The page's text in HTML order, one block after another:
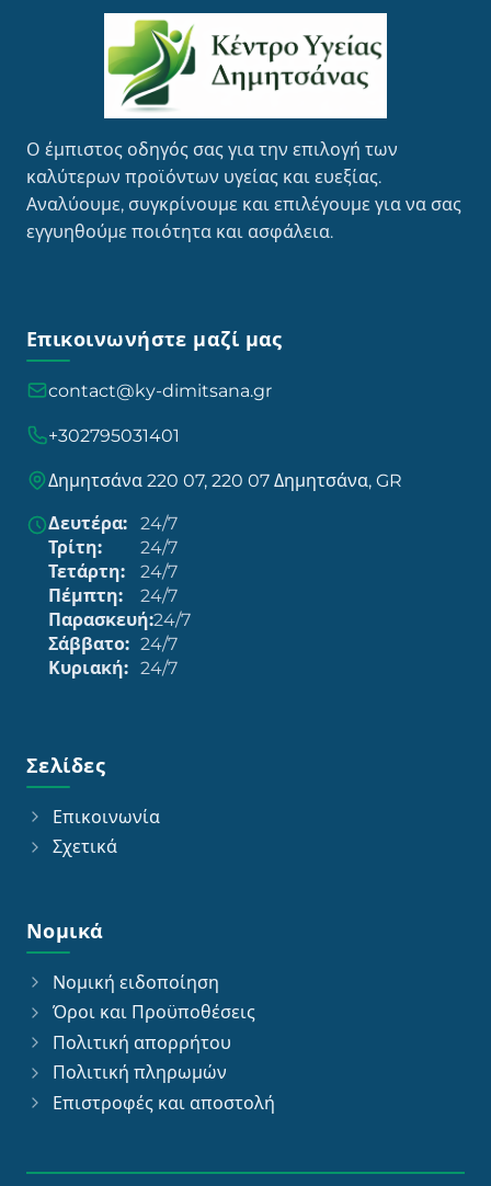
Ο έμπιστος οδηγός σας για την επιλογή των
καλύτερων προϊόντων υγείας και ευεξίας.
Αναλύουμε, συγκρίνουμε και επιλέγουμε για να σας
εγγυηθούμε ποιότητα και ασφάλεια.
Επικοινωνήστε μαζί μας
contact@ky-dimitsana.gr
+302795031401
Δημητσάνα 220 07, 220 07 Δημητσάνα, GR
Δευτέρα:
24/7
Τρίτη:
24/7
Τετάρτη:
24/7
Πέμπτη:
24/7
Παρασκευή:24/7
Σάββατο: 24/7
Κυριακή: 24/7
Σελίδες
Επικοινωνία
Σχετικά
Νομικά
Νομική ειδοποίηση
Όροι και Προϋποθέσεις
Πολιτική απορρήτου
Πολιτική πληρωμών
Επιστροφές και αποστολή